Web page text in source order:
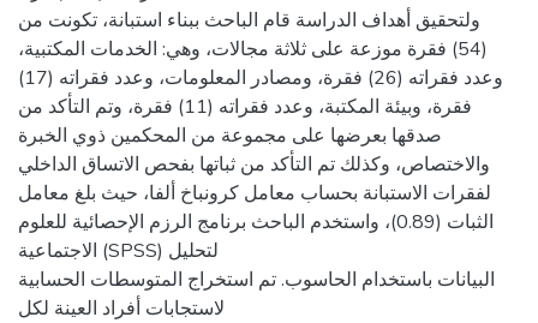
ولتحقيق أهداف الدراسة قام الباحث ببناء استبانة، تكونت من
(54) فقرة موزعة على ثلاثة مجالات، وهي: الخدمات المكتبية،
وعدد فقراته (26) فقرة، ومصادر المعلومات، وعدد فقراته (17)
فقرة، وبيئة المكتبة، وعدد فقراته (11) فقرة، وتم التأكد من
صدقها بعرضها على مجموعة من المحكمين ذوي الخبرة
والاختصاص، وكذلك تم التأكد من ثباتها بفحص الاتساق الداخلي
لفقرات الاستبانة بحساب معامل كرونباخ ألفا، حيث بلغ معامل
الثبات (0.89)، واستخدم الباحث برنامج الرزم الإحصائية للعلوم
الاجتماعية (SPSS) لتحليل
البيانات باستخدام الحاسوب. تم استخراج المتوسطات الحسابية
لاستجابات أفراد العينة لكل